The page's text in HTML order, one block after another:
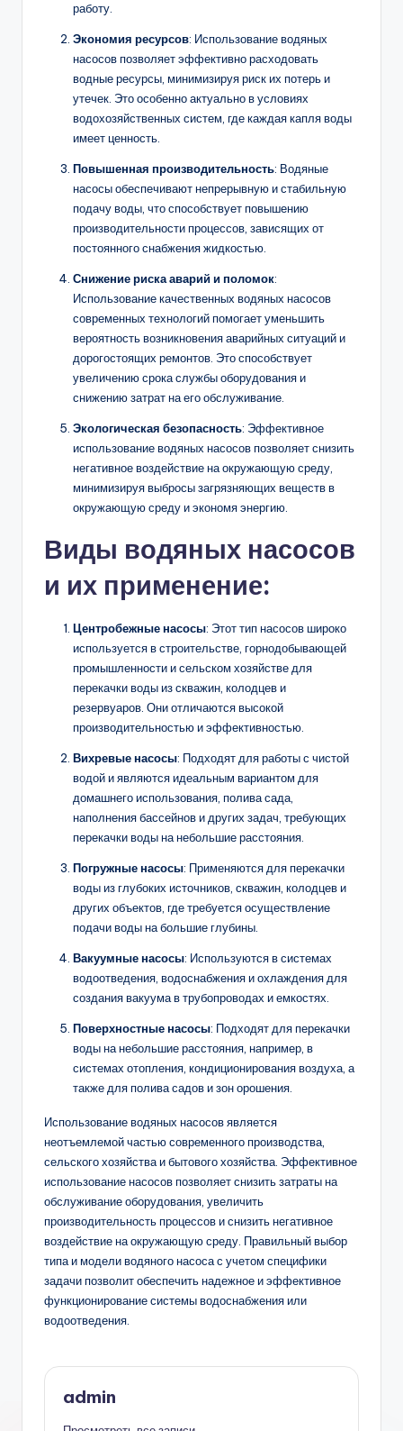
работу.
Экономия ресурсов: Использование водяных
насосов позволяет эффективно расходовать
водные ресурсы, минимизируя риск их потерь и
утечек. Это особенно актуально в условиях
водохозяйственных систем, где каждая капля воды
имеет ценность.
Повышенная производительность: Водяные
насосы обеспечивают непрерывную и стабильную
подачу воды, что способствует повышению
производительности процессов, зависящих от
постоянного снабжения жидкостью.
Снижение риска аварий и поломок:
Использование качественных водяных насосов
современных технологий помогает уменьшить
вероятность возникновения аварийных ситуаций и
дорогостоящих ремонтов. Это способствует
увеличению срока службы оборудования и
снижению затрат на его обслуживание.
Экологическая безопасность: Эффективное
использование водяных насосов позволяет снизить
негативное воздействие на окружающую среду,
минимизируя выбросы загрязняющих веществ в
окружающую среду и экономя энергию.
Виды водяных насосов
и их применение:
Центробежные насосы: Этот тип насосов широко
используется в строительстве, горнодобывающей
промышленности и сельском хозяйстве для
перекачки воды из скважин, колодцев и
резервуаров. Они отличаются высокой
производительностью и эффективностью.
Вихревые насосы: Подходят для работы с чистой
водой и являются идеальным вариантом для
домашнего использования, полива сада,
наполнения бассейнов и других задач, требующих
перекачки воды на небольшие расстояния.
Погружные насосы: Применяются для перекачки
воды из глубоких источников, скважин, колодцев и
других объектов, где требуется осуществление
подачи воды на большие глубины.
Вакуумные насосы: Используются в системах
водоотведения, водоснабжения и охлаждения для
создания вакуума в трубопроводах и емкостях.
Поверхностные насосы: Подходят для перекачки
воды на небольшие расстояния, например, в
системах отопления, кондиционирования воздуха, а
также для полива садов и зон орошения.
Использование водяных насосов является
неотъемлемой частью современного производства,
сельского хозяйства и бытового хозяйства. Эффективное
использование насосов позволяет снизить затраты на
обслуживание оборудования, увеличить
производительность процессов и снизить негативное
воздействие на окружающую среду. Правильный выбор
типа и модели водяного насоса с учетом специфики
задачи позволит обеспечить надежное и эффективное
функционирование системы водоснабжения или
водоотведения.
admin